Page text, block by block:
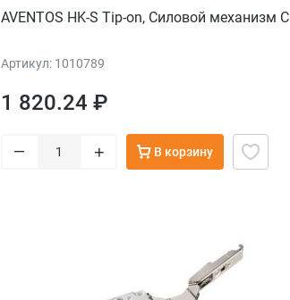
AVENTOS HK-S Tip-on, Cиловой механизм С
Артикул: 1010789
1 820.24 ₽
– + В корзину